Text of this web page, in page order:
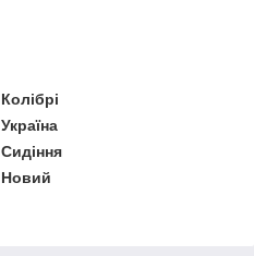
Колібрі
Україна
Сидіння
Новий